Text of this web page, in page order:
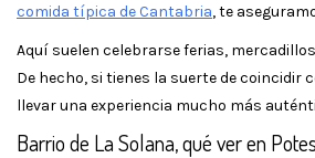
comida típica de Cantabria, te
Aquí suelen celebrarse ferias,
De hecho, si tienes la suerte de coincidir
llevar una experiencia mucho más
Barrio de La Solana, qué ver en